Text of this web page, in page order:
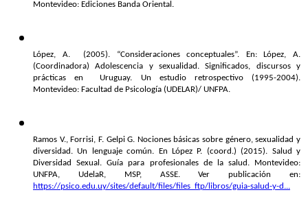
Montevideo: Ediciones Banda Oriental.
López, A.  (2005). “Consideraciones conceptuales”. En: López, A.
(Coordinadora) Adolescencia y sexualidad. Significados, discursos y
prácticas en  Uruguay. Un estudio retrospectivo (1995-2004).
Montevideo: Facultad de Psicología (UDELAR)/ UNFPA.
Ramos V., Forrisi, F. Gelpi G. Nociones básicas sobre género, sexualidad y
diversidad. Un lenguaje común. En López P. (coord.) (2015). Salud y
Diversidad Sexual. Guía para profesionales de la salud. Montevideo:
https://psico.edu.uy/sites/default/files/files_ftp/libros/guia-salud-y-d...